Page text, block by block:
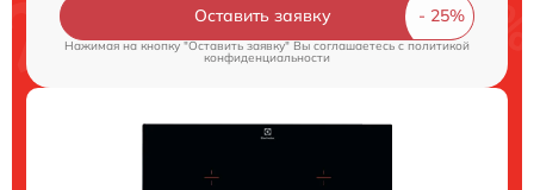
Оставить заявку
Нажимая на кнопку "Оставить заявку" Вы соглашаетесь cполитикой
конфиденциальности